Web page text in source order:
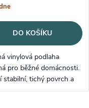
DO KOŠÍKU
vinylová podlaha
pro běžné domácnosti.
stabilní, tichý povrch a
údržbu.